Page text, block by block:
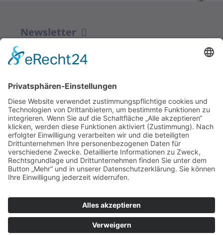
Newsletter
ZUR ANMELDUNG
Redaktion bbkult.net
Centrum Bavaria Bohemia (CeBB)
Dr. Veronika Hofinger
Freyung 1, 92539 Schönsee
Tel.:+49 (0)9674 / 92 48 78
veronika.hofinger@cebb.de